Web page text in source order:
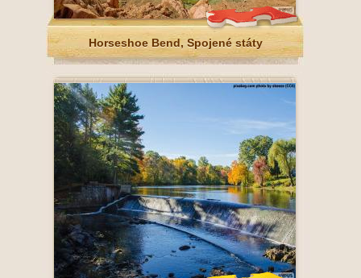
Horseshoe Bend, Spojené státy